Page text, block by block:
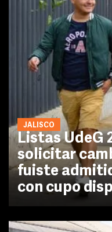
JALISCO
Listas UdeG
solicitar
fuiste
con cupo